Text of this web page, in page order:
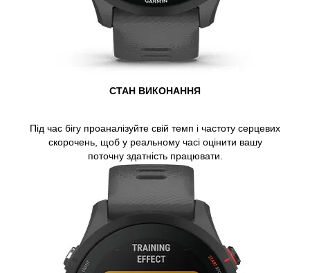
СТАН ВИКОНАННЯ
Під час бігу проаналізуйте свій темп і частоту серцевих
скорочень, щоб у реальному часі оцінити вашу
поточну здатність працювати.